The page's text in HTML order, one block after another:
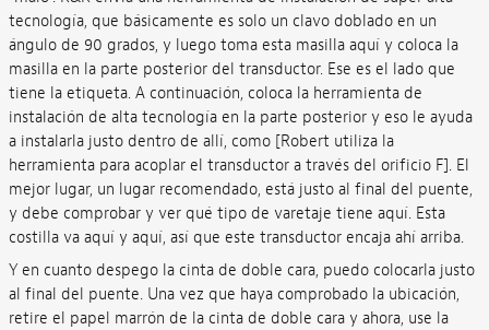
tecnología, que básicamente es solo un clavo doblado en un
ángulo de 90 grados, y luego toma esta masilla aquí y coloca la
masilla en la parte posterior del transductor. Ese es el lado que
tiene la etiqueta. A continuación, coloca la herramienta de
instalación de alta tecnología en la parte posterior y eso le ayuda
a instalarla justo dentro de allí, como [Robert utiliza la
herramienta para acoplar el transductor a través del orificio F]. El
mejor lugar, un lugar recomendado, está justo al final del puente,
y debe comprobar y ver qué tipo de varetaje tiene aquí. Esta
costilla va aquí y aquí, así que este transductor encaja ahí arriba.
Y en cuanto despego la cinta de doble cara, puedo colocarla justo
al final del puente. Una vez que haya comprobado la ubicación,
retire el papel marrón de la cinta de doble cara y ahora, use la